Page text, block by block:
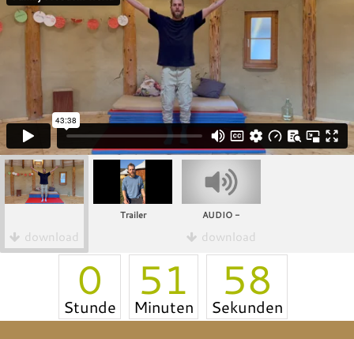
download
Trailer AUDIO -
download
0
Stunde 51
Minuten 57
Sekunden